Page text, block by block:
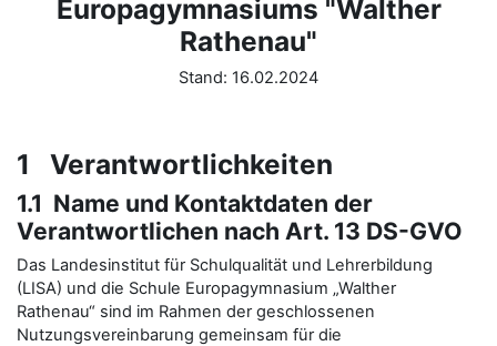
Europagymnasiums "Walther
Rathenau"
Stand: 16.02.2024
1 Verantwortlichkeiten
1.1 Name und Kontaktdaten der
Verantwortlichen nach Art. 13 DS-GVO
Das Landesinstitut für Schulqualität und Lehrerbildung
(LISA) und die Schule Europagymnasium „Walther
Rathenau“ sind im Rahmen der geschlossenen
Nutzungsvereinbarung gemeinsam für die